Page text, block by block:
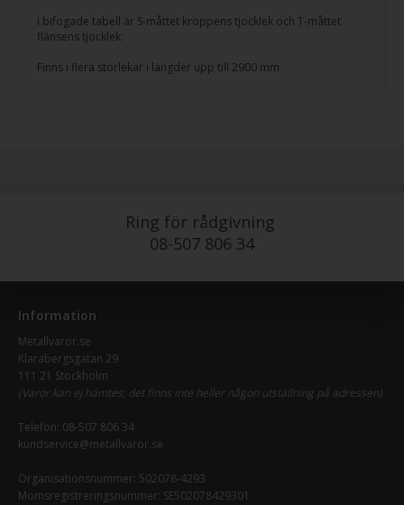
I bifogade tabell är S-måttet kroppens tjocklek och T-måttet
flänsens tjocklek.
Finns i flera storlekar i längder upp till 2900 mm
Ring för rådgivning
08-507 806 34
Information
Metallvaror.se
Klarabergsgatan 29
111 21 Stockholm
(Varor kan ej hämtes; det finns inte heller någon utställning på adressen)
Telefon: 08-507 806 34
kundservice@metallvaror.se
Organisationsnummer: 502078-4293
Momsregistreringsnummer: SE502078429301